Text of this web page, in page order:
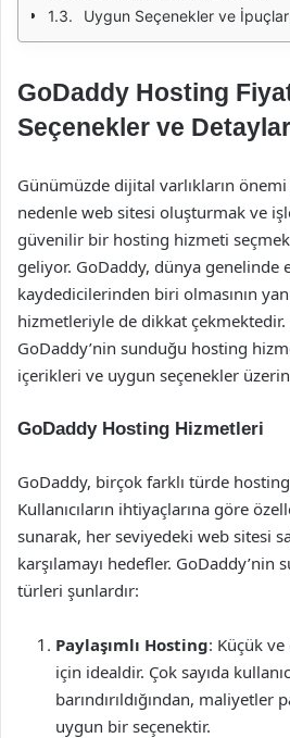
Uygun Seçenekler ve
GoDaddy Hosting
Seçenekler ve Detaylar
Günümüzde dijital varlıkların
nedenle web sitesi oluşturmak ve
güvenilir bir hosting hizmeti
geliyor. GoDaddy, dünya genelinde
kaydedicilerinden biri olmasının
hizmetleriyle de dikkat çekmektedir.
GoDaddy’nin sunduğu hosting
içerikleri ve uygun seçenekler
GoDaddy Hosting Hizmetleri
GoDaddy, birçok farklı türde
Kullanıcıların ihtiyaçlarına göre
sunarak, her seviyedeki web sitesi
karşılamayı hedefler. GoDaddy’nin
türleri şunlardır:
Paylaşımlı Hosting: Küçük
için idealdir. Çok sayıda
barındırıldığından, maliyetler
uygun bir seçenektir.